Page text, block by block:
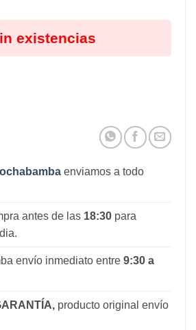
existencias
enviamos a todo
antes de las 18:30para
envío inmediato entre 9:30 a
producto original envío